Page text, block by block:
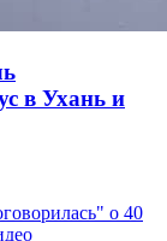
в Ухань и